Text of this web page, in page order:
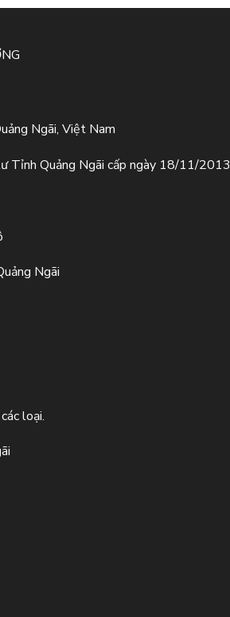
Ngãi, Việt Nam
Tỉnh Quảng Ngãi cấp ngày 18/11/2013
Ngãi
loại.